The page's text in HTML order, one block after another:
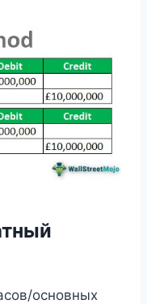
основных